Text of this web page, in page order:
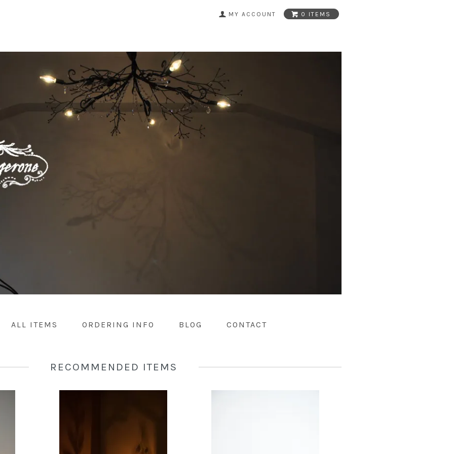
MY ACCOUNT 0 ITEMS
ALL ITEMS ORDERING INFO BLOG CONTACT
RECOMMENDED ITEMS